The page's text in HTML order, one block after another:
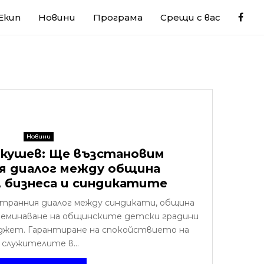
Новини Програма Срещи с вас
Новини
Ще възстановим
диалог между община
бизнеса и синдикатите
диалог между синдикати, община
на общинските детски градини
Гарантиране на спокойствието на
служителите в...